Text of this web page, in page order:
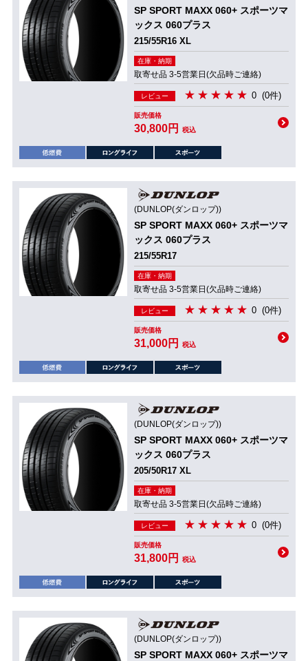
SP SPORT MAXX 060+ スポーツマ
ックス 060プラス
215/55R16 XL
在庫・納期
取寄せ品 3-5営業日(欠品時ご連絡)
レビュー 0 (0件)
販売価格
30,800円 税込
(DUNLOP(ダンロップ))
SP SPORT MAXX 060+ スポーツマ
ックス 060プラス
215/55R17
在庫・納期
取寄せ品 3-5営業日(欠品時ご連絡)
レビュー 0 (0件)
販売価格
31,000円 税込
(DUNLOP(ダンロップ))
SP SPORT MAXX 060+ スポーツマ
ックス 060プラス
205/50R17 XL
在庫・納期
取寄せ品 3-5営業日(欠品時ご連絡)
レビュー 0 (0件)
販売価格
31,800円 税込
(DUNLOP(ダンロップ))
SP SPORT MAXX 060+ スポーツマ